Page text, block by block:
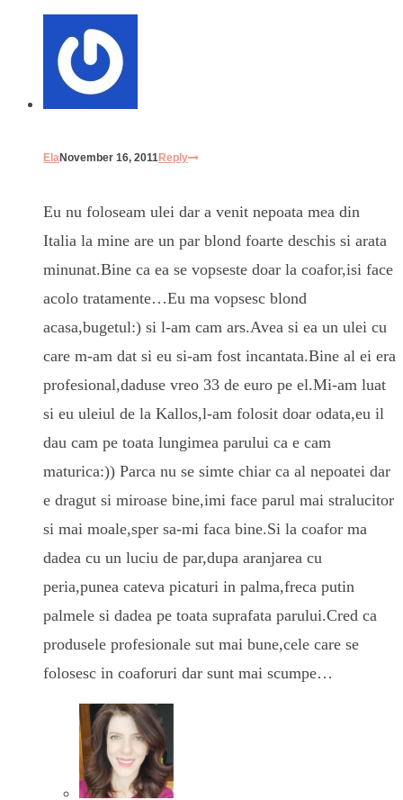
ElaNovember 16, 2011Reply
Eu nu foloseam ulei dar a venit nepoata mea din
Italia la mine are un par blond foarte deschis si arata
minunat.Bine ca ea se vopseste doar la coafor,isi face
acolo tratamente…Eu ma vopsesc blond
acasa,bugetul:) si l-am cam ars.Avea si ea un ulei cu
care m-am dat si eu si-am fost incantata.Bine al ei era
profesional,daduse vreo 33 de euro pe el.Mi-am luat
si eu uleiul de la Kallos,l-am folosit doar odata,eu il
dau cam pe toata lungimea parului ca e cam
maturica:)) Parca nu se simte chiar ca al nepoatei dar
e dragut si miroase bine,imi face parul mai stralucitor
si mai moale,sper sa-mi faca bine.Si la coafor ma
dadea cu un luciu de par,dupa aranjarea cu
peria,punea cateva picaturi in palma,freca putin
palmele si dadea pe toata suprafata parului.Cred ca
produsele profesionale sut mai bune,cele care se
folosesc in coaforuri dar sunt mai scumpe…